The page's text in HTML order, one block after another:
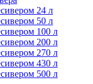
24 л
50 л
100 л
200 л
270 л
430 л
500 л